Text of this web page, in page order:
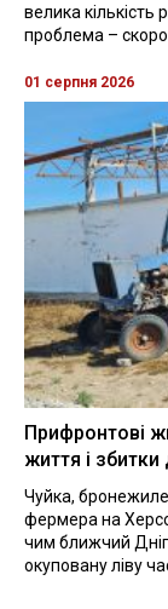
велика
проблема –
01 серпня 2026
Прифронтові
життя і збитки
Чуйка,
фермера на
чим ближчий
окуповану ліву